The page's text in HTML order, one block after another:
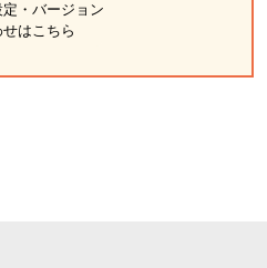
・バージョン
はこちら